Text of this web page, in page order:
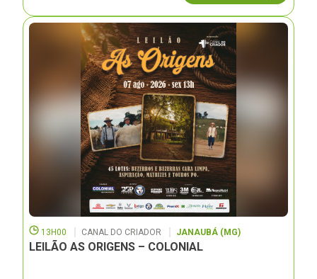
13H00 CANAL DO CRIADOR JANAUBÁ (MG)
LEILÃO AS ORIGENS – COLONIAL